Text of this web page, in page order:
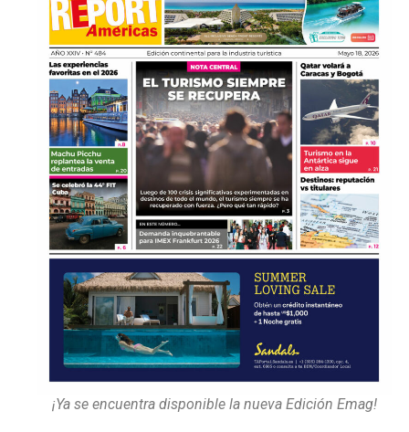
¡Ya se encuentra disponible la nueva Edición Emag!